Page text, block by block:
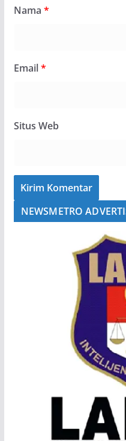
Nama *
Email*
Situs Web
NEWSMETRO